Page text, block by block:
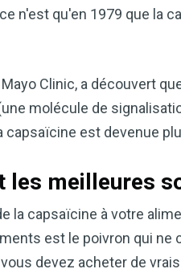
n'est qu'en 1979 que la
Mayo Clinic, a découvert
molécule de
capsaïcine est devenue
les meilleures
la capsaïcine à votre
est le poivron qui
devez acheter de